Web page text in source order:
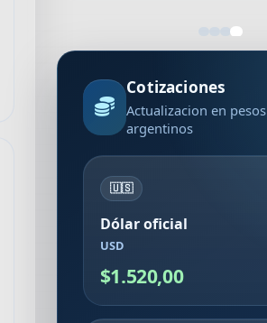
Cotizaciones
Actualizacion en pesos
argentinos
🇺🇸
Dólar oficial
USD
$1.520,00